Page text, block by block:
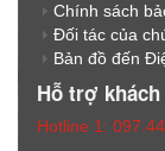
Chính sách
Đối tác của
Bản đồ đến
Hỗ trợ khách
Hotline 1: